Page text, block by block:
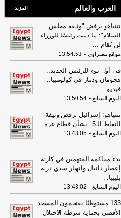
العرب والعالم المزيد
نتنياهو يرفض "وثيقة مجلس
السلام": ما دمت رئيسًا للوزراء
لن تُقام ...
موقع مصراوي -
13:54:53
فى أول يوم للرئيس الجديد..
هجومان ودمار فى كولومبيا..
فيديو
اليوم السابع -
13:50:54
نتنياهو: إسرائيل ترفض وثيقة
النقاط الـ15 بشأن قطاع غزة
اليوم السابع -
13:43:05
بدء محاكمة المتهمين في كارثة
إعصار دانيال وانهيار سدي درنة
بليبيا...
اليوم السابع -
13:43:02
133 مستوطنًا يقتحمون المسجد
الأقصى بحماية شرطة الاحتلال